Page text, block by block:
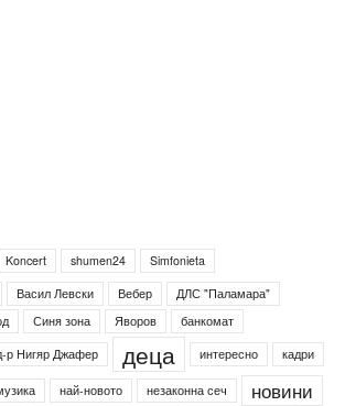
Koncert shumen24
Simfonieta
Васил Левски Вебер
ДЛС "Паламара"
Синя зона Яворов
банкомат
р Нигяр Джафер деца интересно кадри
най-новото незаконна сеч новини